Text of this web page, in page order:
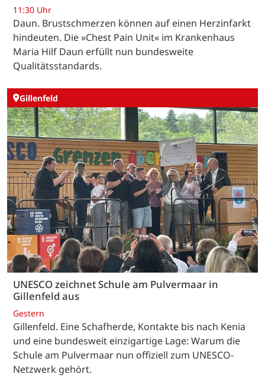
11:30 Uhr
Daun. Brustschmerzen können auf einen Herzinfarkt
hindeuten. Die »Chest Pain Unit« im Krankenhaus
Maria Hilf Daun erfüllt nun bundesweite
Qualitätsstandards.
Gillenfeld
UNESCO zeichnet Schule am Pulvermaar in
Gillenfeld aus
Gestern
Gillenfeld. Eine Schafherde, Kontakte bis nach Kenia
und eine bundesweit einzigartige Lage: Warum die
Schule am Pulvermaar nun offiziell zum UNESCO-
Netzwerk gehört.